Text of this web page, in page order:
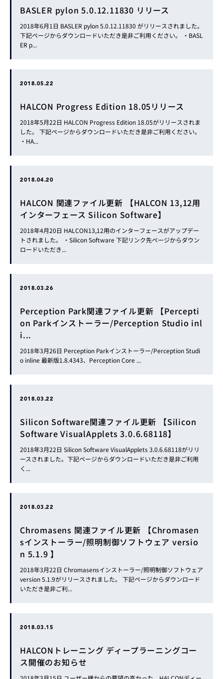
BASLER pylon 5.0.12.11830 リリース
2018年6月1日 BASLER pylon 5.0.12.11830 がリリースされました。
下記ページからダウンロードいただき是非ご利用ください。 ・BASL
ER p...
2018.05.22
HALCON Progress Edition 18.05リリース
2018年5月22日 HALCON Progress Edition 18.05がリリースされま
した。 下記ページからダウンロードいただき是非ご利用ください。
・HA...
2018.04.20
HALCON 関連ファイル更新 【HALCON 13,12用
インターフェース Silicon Software】
2018年4月20日 HALCON13,12用のインターフェースがアップデー
トされました。 ・Silicon Software 下記リンク先ページからダウン
ロードいただき...
2018.03.26
Perception Park関連ファイル更新 【Percepti
on Parkインストーラー/Perception Studio inl
i...
2018年3月26日 Perception Parkインストーラー/Perception Studi
o inline 最新版1.8.4343、Perception Core ...
2018.03.22
Silicon Software関連ファイル更新 【Silicon
Software VisualApplets 3.0.6.68118】
2018年3月22日 Silicon Software VisualApplets 3.0.6.68118がリリ
ースされました。下記ページからダウンロードいただき是非ご利用
く...
2018.03.22
Chromasens 関連ファイル更新 【Chromasen
sインストーラー/照明制御ソフトウェア versio
n 5.1.9 】
2018年3月22日 Chromasensインストーラー/照明制御ソフトウェア
version 5.1.9がリリースされました。 下記ページからダウンロード
いただき是非ご利...
2018.03.15
HALCONトレーニング ディープラーニングコー
ス開催のお知らせ